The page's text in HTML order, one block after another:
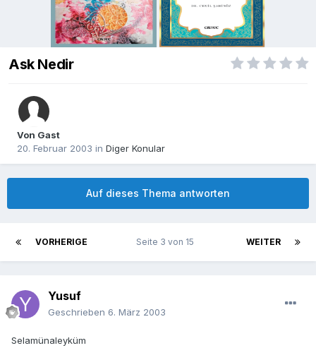
Ask Nedir
Von Gast
20. Februar 2003 in Diger Konular
Auf dieses Thema antworten
VORHERIGE WEITER
Seite 3 von 15
Yusuf
Geschrieben 6. März 2003
Selamünaleyküm